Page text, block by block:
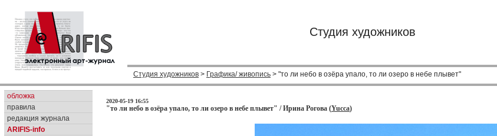
Студия художников
Студия художников > Графика/ живопись > "то ли небо в озёра упало, то ли озеро в небе плывет"
обложка
правила
редакция журнала
ARIFIS-info
2020-05-19 16:55
"то ли небо в озёра упало, то ли озеро в небе плывет" / Ирина Рогова (Yucca)